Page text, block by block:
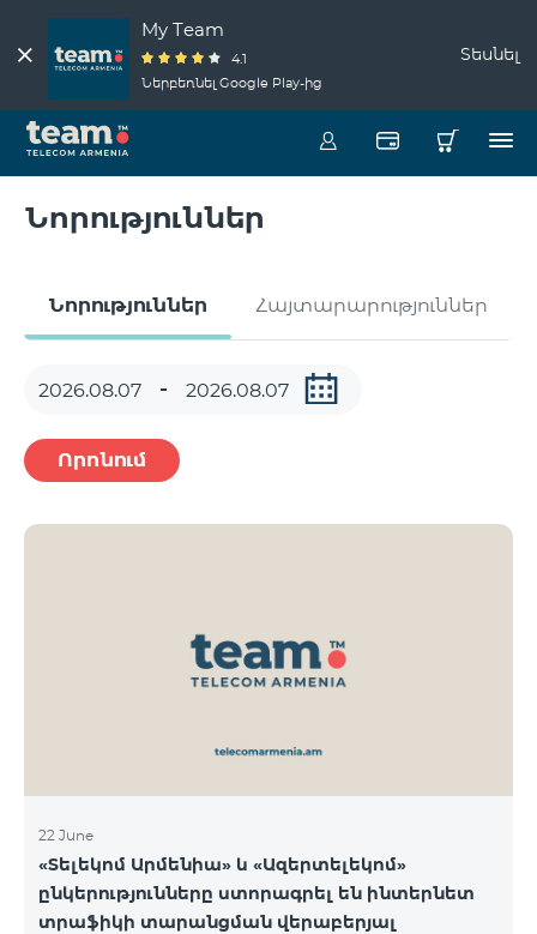
My Team
4.1
Ներբեռնել Google Play-ից
Տեսնել
Նորություններ
Նորություններ Հայտարարություններ
Որոնում
22 June
«Տելեկոմ Արմենիա» և «Ազերտելեկոմ»
ընկերությունները ստորագրել են ինտերնետ
տրաֆիկի տարանցման վերաբերյալ